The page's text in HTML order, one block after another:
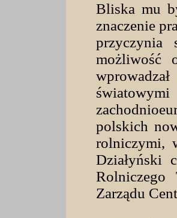
Bliska mu
znaczenie
możliwość
polskich
rolniczymi,
Działyński
Rolniczego
Zarządu